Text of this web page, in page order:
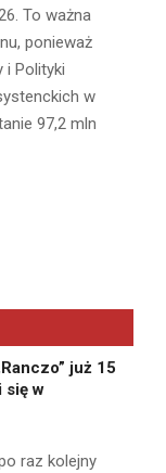
To ważna
ponieważ
i Polityki
w
97,2 mln
już 15
się w
raz kolejny